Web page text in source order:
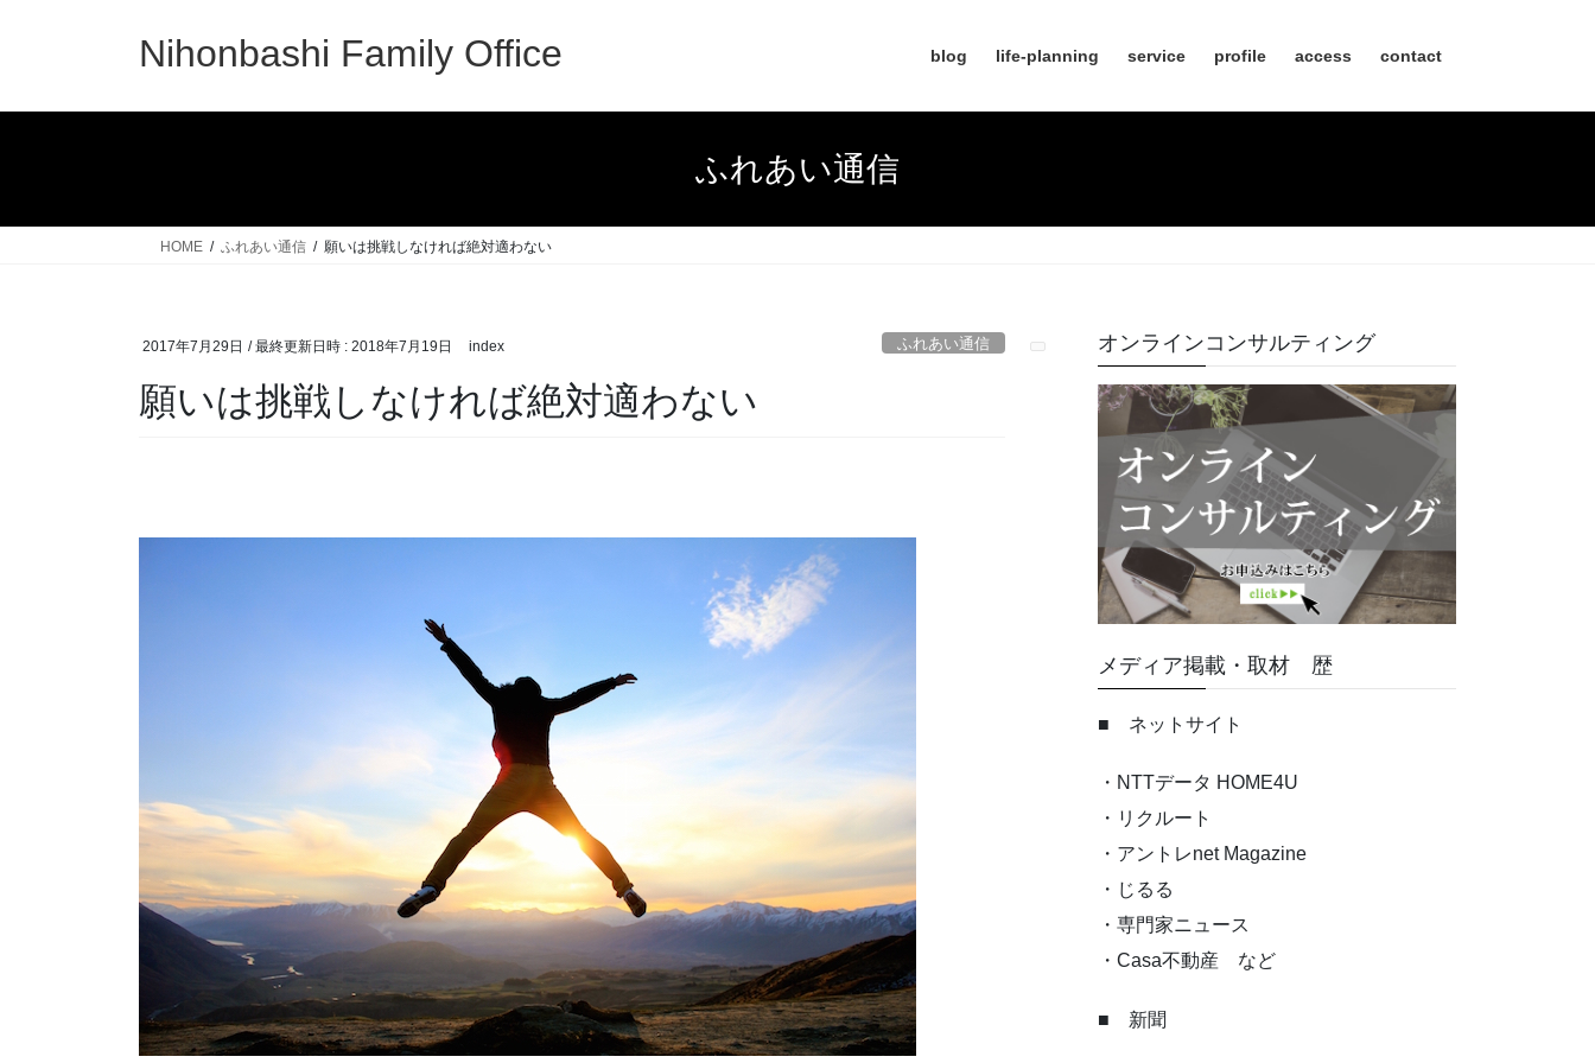
Nihonbashi Family Office blog life-planning service profile access contact
ふれあい通信
HOME ふれあい通信 願いは挑戦しなければ絶対適わない
2017年7月29日 / 最終更新日時 : 2018年7月19日 index ふれあい通信
願いは挑戦しなければ絶対適わない
オンラインコンサルティング
メディア掲載・取材 歴
■ ネットサイト
・NTTデータ HOME4U
・リクルート
・アントレnet Magazine
・じるる
・専門家ニュース
・Casa不動産 など
■ 新聞